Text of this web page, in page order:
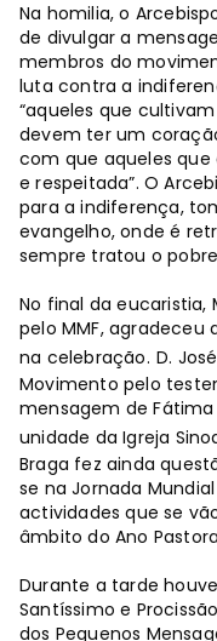
Na homilia, o
de divulgar a
membros do
luta contra a
“aqueles que
devem ter um
com que aqueles
e respeitada”. O
para a indiferença,
evangelho, onde é
sempre tratou o
No final da eucaristia,
pelo MMF, agradeceu
na celebração. D.
Movimento pelo
mensagem de
unidade da Igreja
Braga fez ainda
se na Jornada
actividades que se
âmbito do Ano
Durante a tarde
Santíssimo e
dos Pequenos